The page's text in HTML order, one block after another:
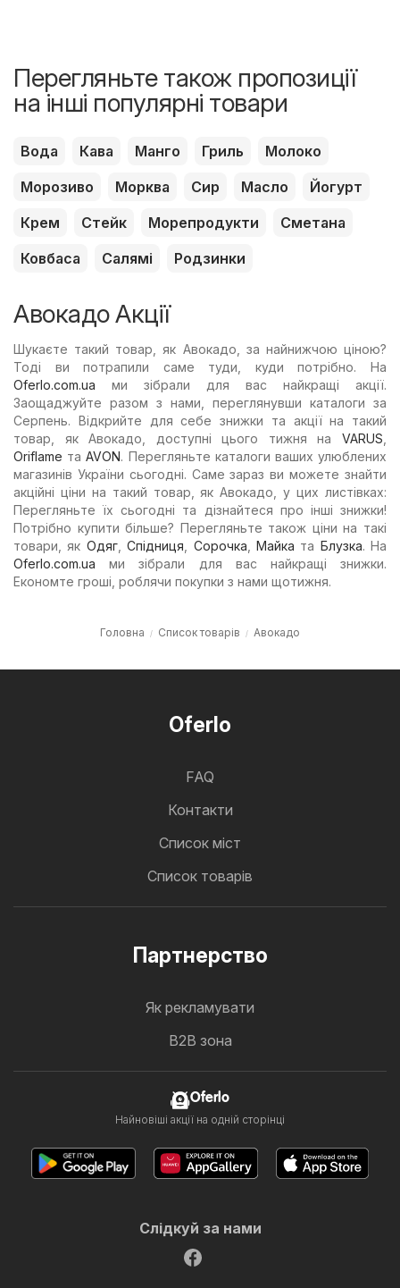
Перегляньте також пропозиції
на інші популярні товари
Вода Кава Манго Гриль
Молоко
Морозиво
Морква Сир Масло
Йогурт
Крем
Стейк Морепродукти
Сметана
Ковбаса
Салямі Родзинки
Авокадо Акції
Шукаєте такий товар, як Авокадо, за найнижчою ціною?
Тоді ви потрапили саме туди, куди потрібно. На
Oferlo.com.ua ми зібрали для вас найкращі акції.
Заощаджуйте разом з нами, переглянувши каталоги за
Серпень. Відкрийте для себе знижки та акції на такий
товар, як Авокадо, доступні цього тижня на VARUS
Oriflame таAVON. Перегляньте каталоги ваших улюблених
магазинів України сьогодні. Саме зараз ви можете знайти
акційні ціни на такий товар, як Авокадо, у цих листівках:
Перегляньте їх сьогодні та дізнайтеся про інші знижки!
Потрібно купити більше? Перегляньте також ціни на такі
товари, як Одяг,Спідниця Сорочка Майка та Блузка. На
Oferlo.com.ua ми зібрали для вас найкращі знижки.
Економте гроші, роблячи покупки з нами щотижня.
Головна Список товарів Авокадо
Oferlo
FAQ
Контакти
Cписок міст
Список товарів
Партнерство
Як рекламувати
B2B зона
Oferlo
Найновіші акції на одній сторінці
Слідкуй за нами